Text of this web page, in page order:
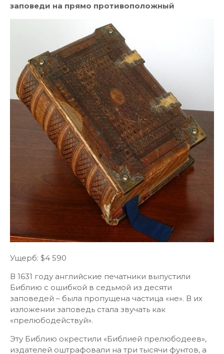
заповеди на прямо противоположный
Ущерб: $4 590
В 1631 году английские печатники выпустили
Библию с ошибкой в седьмой из десяти
заповедей – была пропущена частица «не». В их
изложении заповедь стала звучать как
«прелюбодействуй».
Эту Библию окрестили «Библией прелюбодеев»,
издателей оштрафовали на три тысячи фунтов, а